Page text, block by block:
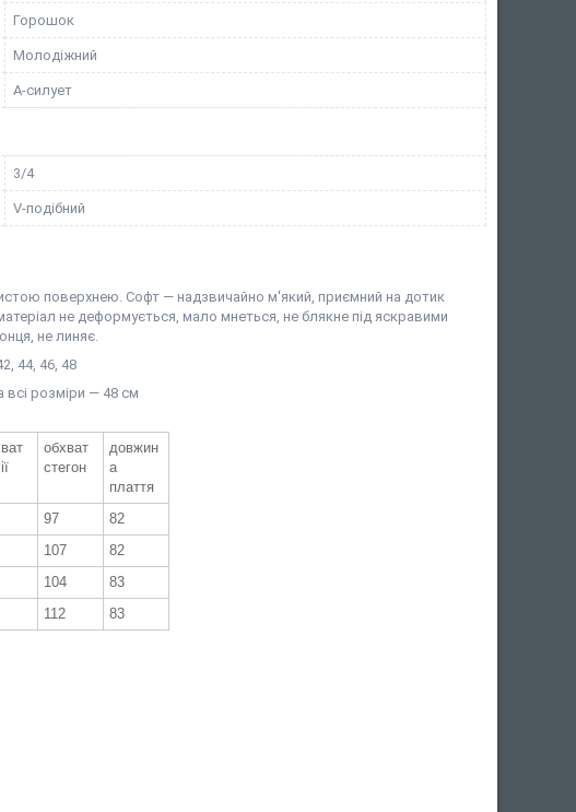
Горошок
Молодіжний
А-силует
3/4
V-подібний
поверхнею. Софт — надзвичайно м'який, приємний на дотик
не деформується, мало мнеться, не блякне під яскравими
не линяє.
44, 46, 48
розміри — 48 см
обхват
стегон
довжин
а
плаття
97
82
107
82
104
83
112 83